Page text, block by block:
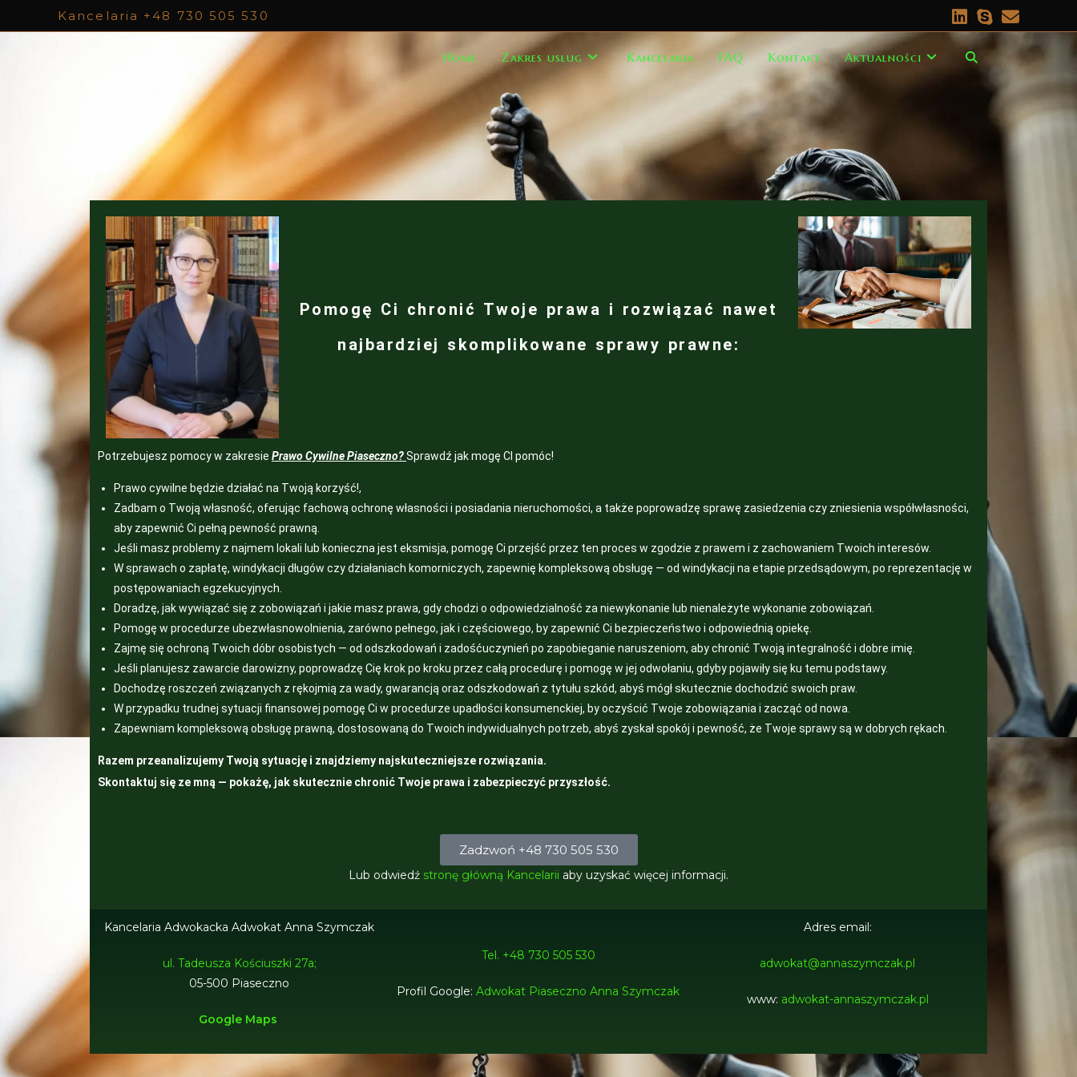
Kancelaria +48 730 505 530
Home Zakres usług Kancelaria FAQ Kontakt Aktualności
Pomogę Ci chronić Twoje prawa i rozwiązać nawet
najbardziej skomplikowane sprawy prawne:
Potrzebujesz pomocy w zakresie Prawo Cywilne Piaseczno?Sprawdź jak mogę CI pomóc!
Prawo cywilne będzie działać na Twoją korzyść!,
Zadbam o Twoją własność, oferując fachową ochronę własności i posiadania nieruchomości, a także poprowadzę sprawę zasiedzenia czy zniesienia współwłasności,
aby zapewnić Ci pełną pewność prawną.
Jeśli masz problemy z najmem lokali lub konieczna jest eksmisja, pomogę Ci przejść przez ten proces w zgodzie z prawem i z zachowaniem Twoich interesów.
W sprawach o zapłatę, windykacji długów czy działaniach komorniczych, zapewnię kompleksową obsługę — od windykacji na etapie przedsądowym, po reprezentację w
postępowaniach egzekucyjnych.
Doradzę, jak wywiązać się z zobowiązań i jakie masz prawa, gdy chodzi o odpowiedzialność za niewykonanie lub nienależyte wykonanie zobowiązań.
Pomogę w procedurze ubezwłasnowolnienia, zarówno pełnego, jak i częściowego, by zapewnić Ci bezpieczeństwo i odpowiednią opiekę.
Zajmę się ochroną Twoich dóbr osobistych — od odszkodowań i zadośćuczynień po zapobieganie naruszeniom, aby chronić Twoją integralność i dobre imię.
Jeśli planujesz zawarcie darowizny, poprowadzę Cię krok po kroku przez całą procedurę i pomogę w jej odwołaniu, gdyby pojawiły się ku temu podstawy.
Dochodzę roszczeń związanych z rękojmią za wady, gwarancją oraz odszkodowań z tytułu szkód, abyś mógł skutecznie dochodzić swoich praw.
W przypadku trudnej sytuacji finansowej pomogę Ci w procedurze upadłości konsumenckiej, by oczyścić Twoje zobowiązania i zacząć od nowa.
Zapewniam kompleksową obsługę prawną, dostosowaną do Twoich indywidualnych potrzeb, abyś zyskał spokój i pewność, że Twoje sprawy są w dobrych rękach.
Razem przeanalizujemy Twoją sytuację i znajdziemy najskuteczniejsze rozwiązania.
Skontaktuj się ze mną — pokażę, jak skutecznie chronić Twoje prawa i zabezpieczyć przyszłość.
Zadzwoń +48 730 505 530
Lub odwiedź stronę główną Kancelarii aby uzyskać więcej informacji.
Kancelaria Adwokacka Adwokat Anna Szymczak
ul. Tadeusza Kościuszki 27a;
05-500 Piaseczno
Google Maps
Tel. +48 730 505 530
Profil Google:Adwokat Piaseczno Anna Szymczak
Adres email:
adwokat@annaszymczak.pl
www: adwokat-annaszymczak.pl